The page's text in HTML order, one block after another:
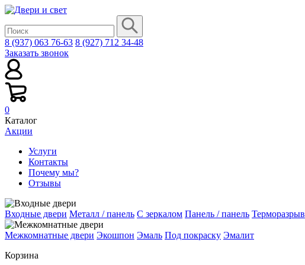
8 (937) 063 76-63 8 (927) 712 34-48
Заказать звонок
0
Каталог
Акции
Услуги
Контакты
Почему мы?
Отзывы
Входные двери Металл / панель С зеркалом Панель / панель Терморазрыв
Межкомнатные двери Экошпон Эмаль Под покраску Эмалит
Корзина